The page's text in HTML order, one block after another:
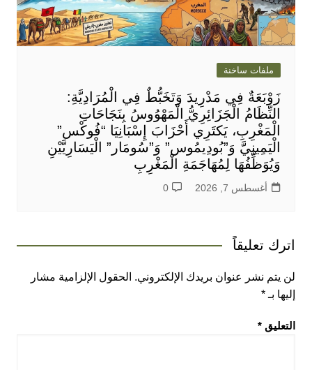
ملفات ساخنة
زَوْبَعَةٌ فِي مَدْرِيدَ وَتَخَبُّطٌ فِي الْمُرَادِيَّةِ:
النِّظَامُ الْجَزَائِرِيُّ الْمَهْوُوسُ بِنَجَاحَاتِ
الْمَغْرِبِ، يَكتَرِي أَحْزَابَ إِسْبَانِيَا “فُوكْس”
الْيَمِينِيَّ وَ”بُودِيمُوس” وَ”سُومَار” الْيَسَارِيَّيْنِ
وَيُوَظِّفُهَا لِمُهَاجَمَةِ الْمَغْرِبِ
أغسطس 7, 2026 0
اترك تعليقاً
لن يتم نشر عنوان بريدك الإلكتروني. الحقول الإلزامية مشار
إليها بـ*
التعليق *